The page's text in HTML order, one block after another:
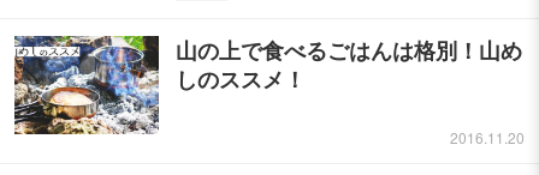
山の上で食べるごはんは格別！山め
しのススメ！
2016.11.20